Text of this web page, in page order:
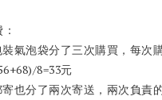
氣泡袋分了三次購買，每次
8=33元
也分了兩次寄送，兩次負責